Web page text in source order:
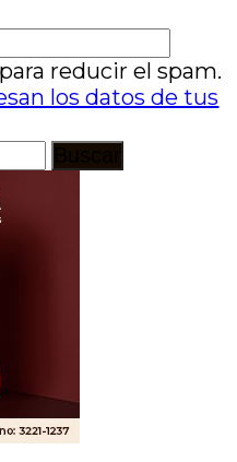
reducir el spam.
los datos de tus